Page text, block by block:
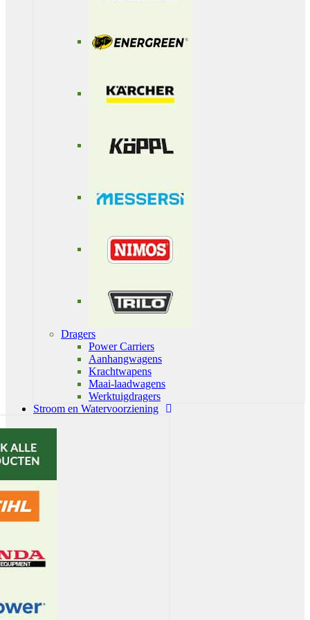
Dragers
Power Carriers
Aanhangwagens
Krachtwapens
Maai-laadwagens
Werktuigdragers
Stroom en Watervoorziening